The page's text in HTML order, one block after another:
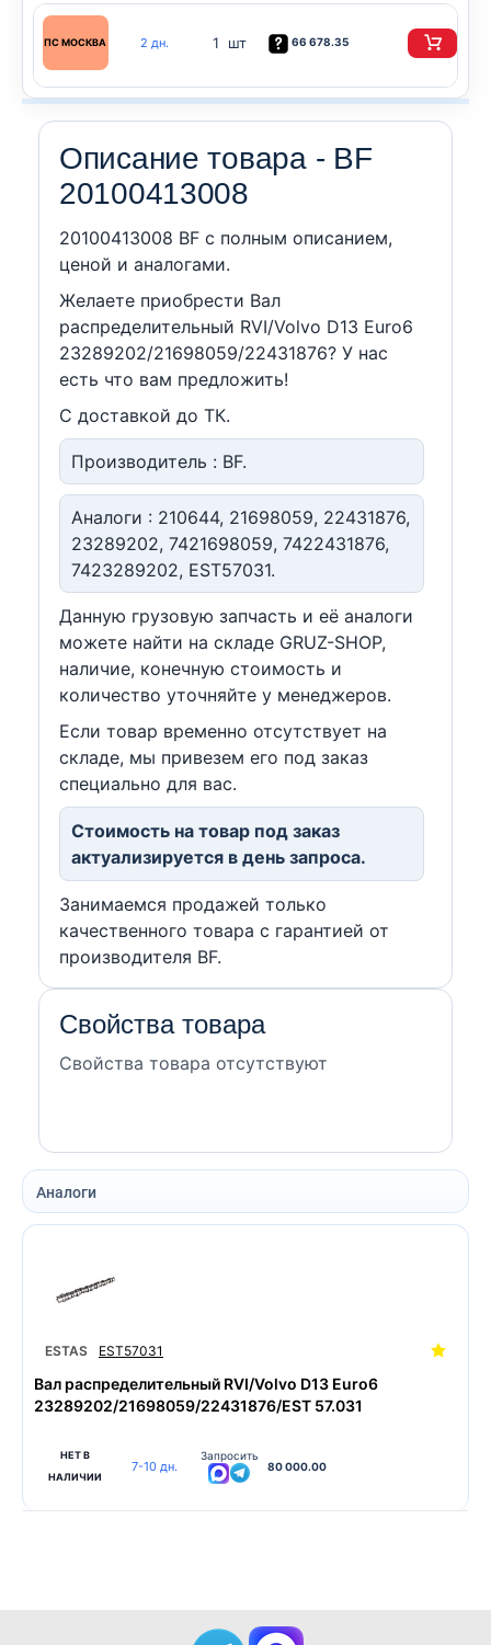
ПС МОСКВА 2 дн. 1 шт 66 678.35
Описание товара - BF
20100413008
20100413008 BF c полным описанием,
ценой и аналогами.
Желаете приобрести Вал
распределительный RVI/Volvo D13 Euro6
23289202/21698059/22431876? У нас
есть что вам предложить!
С доставкой до ТК.
Производитель : BF.
Аналоги : 210644, 21698059, 22431876,
23289202, 7421698059, 7422431876,
7423289202, EST57031.
Данную грузовую запчасть и её аналоги
можете найти на складе GRUZ-SHOP,
наличие, конечную стоимость и
количество уточняйте у менеджеров.
Если товар временно отсутствует на
складе, мы привезем его под заказ
специально для вас.
Стоимость на товар под заказ
актуализируется в день запроса.
Занимаемся продажей только
качественного товара с гарантией от
производителя BF.
Свойства товара
Свойства товара отсутствуют
Аналоги
ESTAS EST57031
Вал распределительный RVI/Volvo D13 Euro6
23289202/21698059/22431876/EST 57.031
НЕТ В
НАЛИЧИИ
7-10 дн.
Запросить
80 000.00